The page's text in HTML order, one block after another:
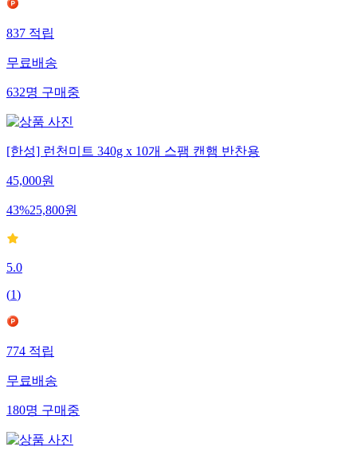
837 적립
무료배송
632명 구매중
[한성] 런천미트 340g x 10개 스팸 캔햄 반찬용
45,000원
43%25,800원
5.0
(1)
774 적립
무료배송
180명 구매중